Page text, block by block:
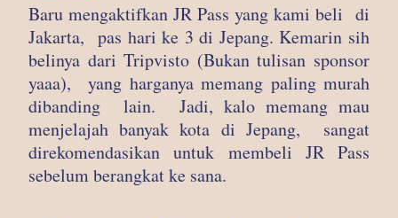
Baru mengaktifkan JR Pass yang kami beli di
Jakarta, pas hari ke 3 di Jepang. Kemarin sih
belinya dari Tripvisto (Bukan tulisan sponsor
yaaa), yang harganya memang paling murah
dibanding lain. Jadi, kalo memang mau
menjelajah banyak kota di Jepang, sangat
direkomendasikan untuk membeli JR Pass
sebelum berangkat ke sana.